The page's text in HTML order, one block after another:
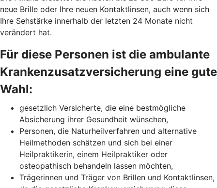
neue Brille oder Ihre neuen Kontaktlinsen, auch wenn sich
Ihre Sehstärke innerhalb der letzten 24 Monate nicht
verändert hat.
Für diese Personen ist die ambulante
Krankenzusatzversicherung eine gute
Wahl:
gesetzlich Versicherte, die eine bestmögliche
Absicherung ihrer Gesundheit wünschen,
Personen, die Naturheilverfahren und alternative
Heilmethoden schätzen und sich bei einer
Heilpraktikerin, einem Heilpraktiker oder
osteopathisch behandeln lassen möchten,
Trägerinnen und Träger von Brillen und Kontaktlinsen,